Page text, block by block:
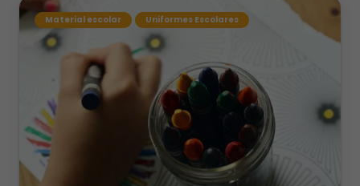
Material escolar Uniformes Escolares